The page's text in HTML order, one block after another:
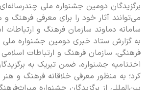
برگزیدگان دومین جشنواره ملی چندرسانه‌ای
می‌توانند آثار خود را برای معرفی فرهنگ و
سامانه دماوند سازمان فرهنگ و ارتباطات
به گزارش ستاد خبری دومین جشنواره ملی
فرهنگی، سازمان فرهنگ و ارتباطات
اختتامیه جشنواره، ضمن تبریک به
کرد؛ به منظور معرفی خلاقانه فرهنگ و هنر